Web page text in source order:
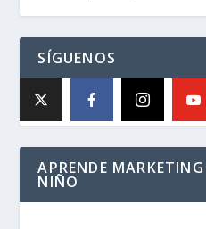
SÍGUENOS
APRENDE
NIÑO